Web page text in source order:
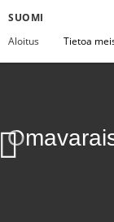
SUOMI
Aloitus
Tietoa